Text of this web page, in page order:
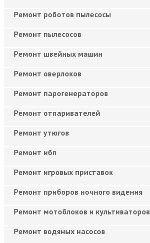
Ремонт роботов пылесосы
Ремонт пылесосов
Ремонт швейных машин
Ремонт оверлоков
Ремонт парогенераторов
Ремонт отпаривателей
Ремонт утюгов
Ремонт ибп
Ремонт игровых приставок
Ремонт приборов ночного видения
Ремонт мотоблоков и культиваторов
Ремонт водяных насосов